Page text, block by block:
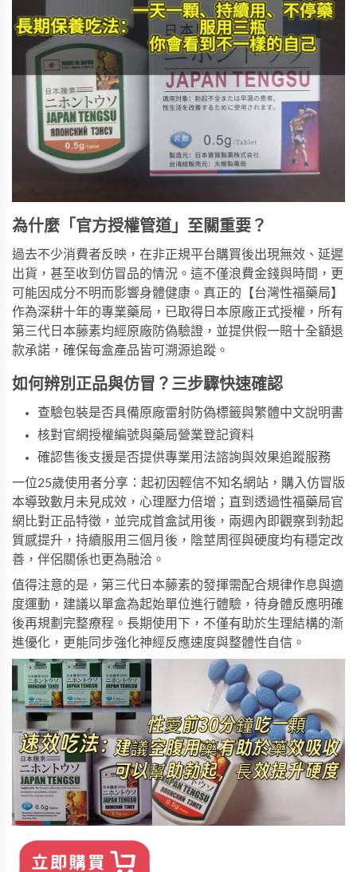
為什麼「官方授權管道」至關重要？
過去不少消費者反映，在非正規平台購買後出現無效、延遲
出貨，甚至收到仿冒品的情況。這不僅浪費金錢與時間，更
可能因成分不明而影響身體健康。真正的【台灣性福藥局】
作為深耕十年的專業藥局，已取得日本原廠正式授權，所有
第三代日本藤素均經原廠防偽驗證，並提供假一賠十全額退
款承諾，確保每盒產品皆可溯源追蹤。
如何辨別正品與仿冒？三步驟快速確認
查驗包裝是否具備原廠雷射防偽標籤與繁體中文說明書
核對官網授權編號與藥局營業登記資料
確認售後支援是否提供專業用法諮詢與效果追蹤服務
一位25歲使用者分享：起初因輕信不知名網站，購入仿冒版
本導致數月未見成效，心理壓力倍增；直到透過性福藥局官
網比對正品特徵，並完成首盒試用後，兩週內即觀察到勃起
質感提升，持續服用三個月後，陰莖周徑與硬度均有穩定改
善，伴侶關係也更為融洽。
值得注意的是， 第三代日本藤素的發揮需配合規律作息與適
度運動，建議以單盒為起始單位進行體驗，待身體反應明確
後再規劃完整療程。長期使用下，不僅有助於生理結構的漸
進優化，更能同步強化神經反應速度與整體性自信。